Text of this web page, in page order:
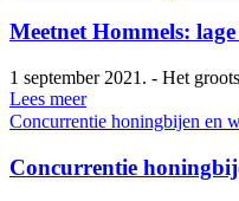
Meetnet Hommels:
1 september 2021. - Het
Lees meer
Concurrentie honingbijen en
Concurrentie